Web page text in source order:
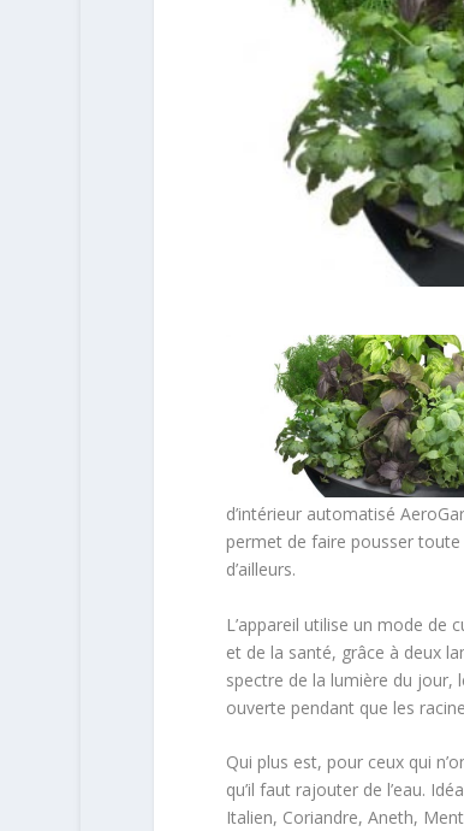
d’intérieur automatisé
permet de faire pousser
d’ailleurs.
L’appareil utilise un mode de
et de la santé, grâce à deux
spectre de la lumière du jour,
ouverte pendant que les
Qui plus est, pour ceux qui
qu’il faut rajouter de l’eau.
Italien, Coriandre, Aneth,